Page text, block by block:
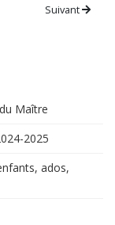
Suivant
Maître
2025
ados,